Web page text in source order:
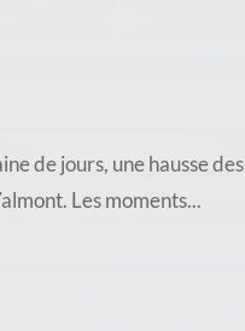
de jours, une hausse des
Les moments...